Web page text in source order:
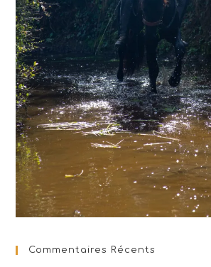
Commentaires Récents